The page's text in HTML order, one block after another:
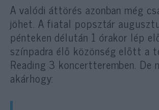
A valódi áttörés azonban még
jöhet. A fiatal popsztár
pénteken délután 1 órakor lép
színpadra élő közönség előtt a
Reading 3 koncertteremben. De
akárhogy: